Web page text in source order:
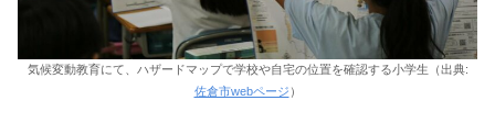
気候変動教育にて、ハザードマップで学校や自宅の位置を確認する小学生（出典:
佐倉市webページ ）